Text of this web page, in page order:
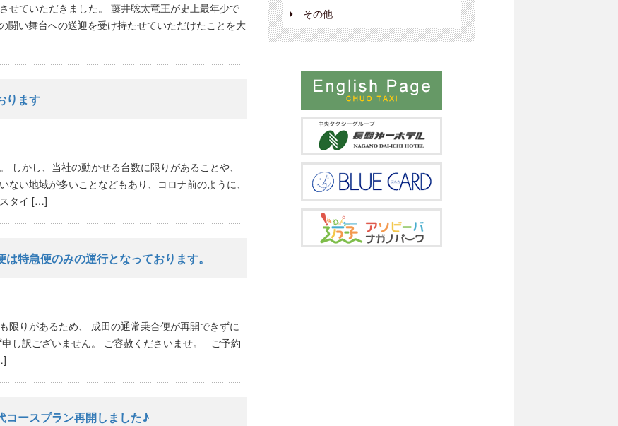
せていただきました。 藤井聡太竜王が史上最年少で
闘い舞台への送迎を受け持たせていただけたことを大
ります
しかし、当社の動かせる台数に限りがあることや、
い地域が多いことなどもあり、コロナ前のように、
タイ […]
特急便のみの運行となっております。
限りがあるため、 成田の通常乗合便が再開できずに
し訳ございません。 ご容赦くださいませ。 ご予約
コースプラン再開しました♪
その他